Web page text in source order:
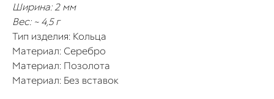
Ширина: 2 мм
Вес: ~ 4,5 г
Тип изделия: Кольца
Материал: Серебро
Материал: Позолота
Материал: Без вставок